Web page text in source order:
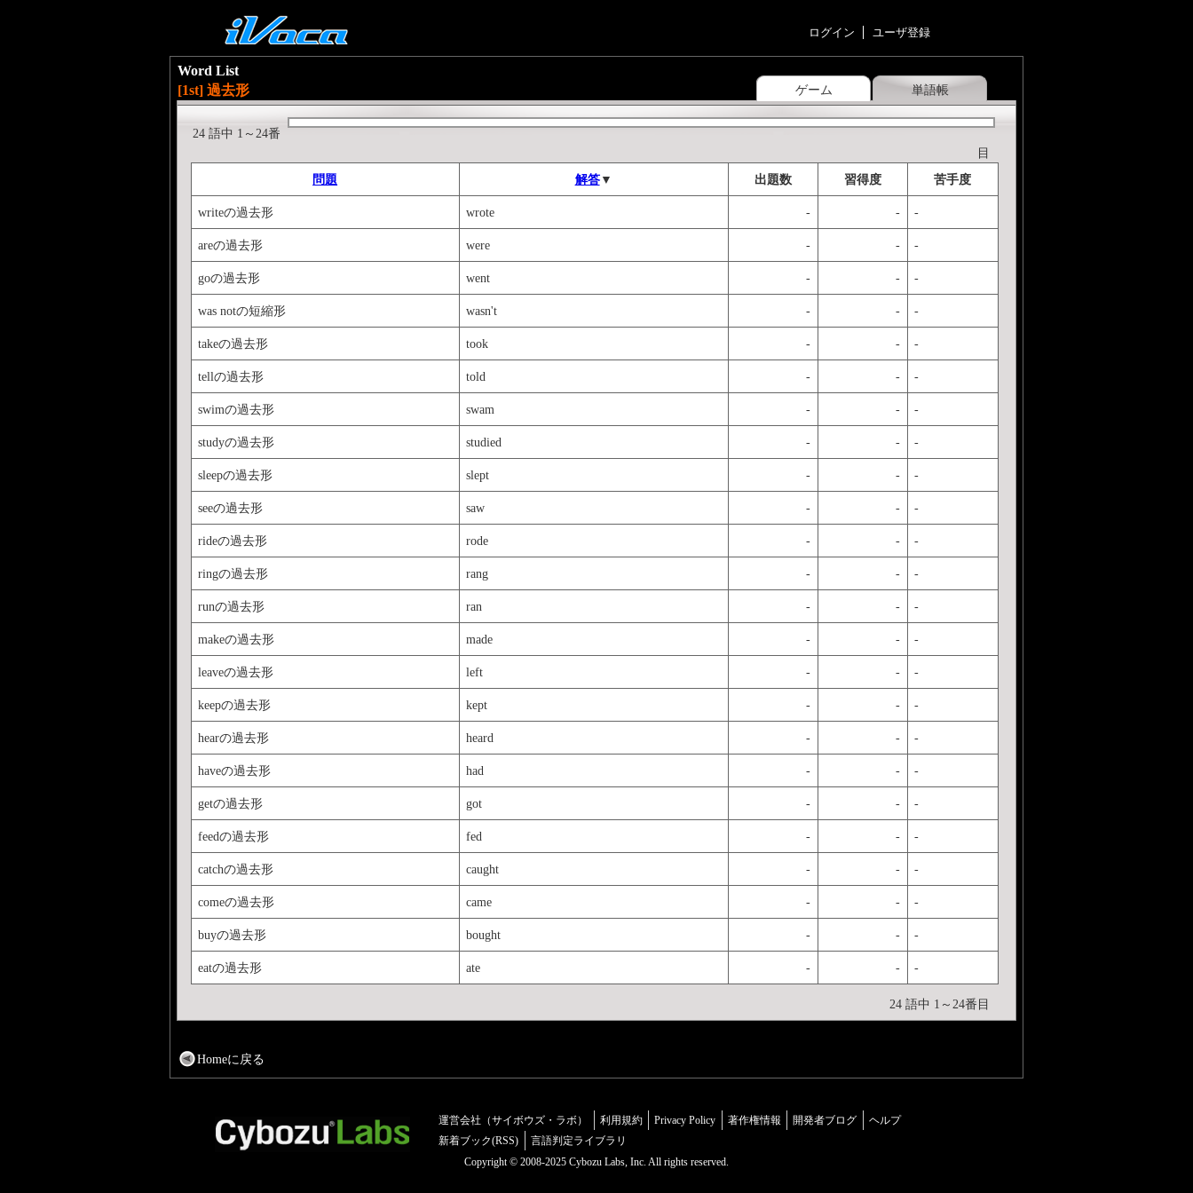
ログイン ユーザ登録
ゲーム 単語帳
Word List
[1st] 過去形
24 語中 1～24番
目
問題
解答▼ 出題数 習得度 苦手度
writeの過去形 wrote - - -
areの過去形 were - - -
goの過去形 went - - -
was notの短縮形 wasn't - - -
takeの過去形 took - - -
tellの過去形 told - - -
swimの過去形 swam - - -
studyの過去形 studied - - -
sleepの過去形 slept - - -
seeの過去形 saw - - -
rideの過去形 rode - - -
ringの過去形 rang - - -
runの過去形 ran - - -
makeの過去形 made - - -
leaveの過去形 left - - -
keepの過去形 kept - - -
hearの過去形 heard - - -
haveの過去形 had - - -
getの過去形 got - - -
feedの過去形 fed - - -
catchの過去形 caught - - -
comeの過去形 came - - -
buyの過去形 bought - - -
eatの過去形 ate - - -
24 語中 1～24番目
Homeに戻る
運営会社（サイボウズ・ラボ） 利用規約 Privacy Policy 著作権情報 開発者ブログ
ヘルプ
新着ブック(RSS)
言語判定ライブラリ
Copyright © 2008-2025 Cybozu Labs, Inc. All rights reserved.